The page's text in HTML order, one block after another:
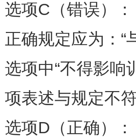
选项C（错误）：
正确规定应为：“
选项中“不得影响
项表述与规定不符
选项D（正确）：